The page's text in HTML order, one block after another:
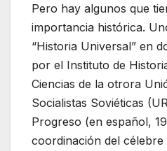
Pero hay algunos que
importancia histórica.
“Historia Universal” en
por el Instituto de
Ciencias de la otrora
Socialistas Soviéticas
Progreso (en español,
coordinación del